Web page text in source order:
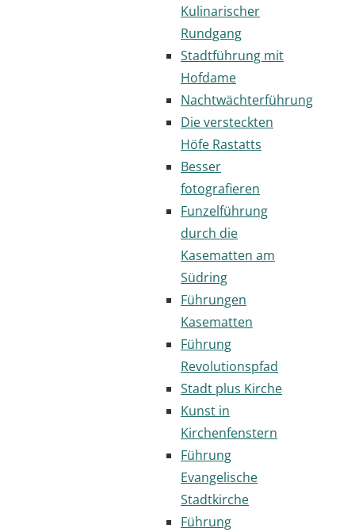
Kulinarischer
Rundgang
Stadtführung mit
Hofdame
Nachtwächterführung
Die versteckten
Höfe Rastatts
Besser
fotografieren
Funzelführung
durch die
Kasematten am
Südring
Führungen
Kasematten
Führung
Revolutionspfad
Stadt plus Kirche
Kunst in
Kirchenfenstern
Führung
Evangelische
Stadtkirche
Führung